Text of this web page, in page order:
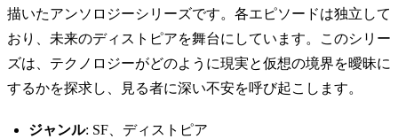
描いたアンソロジーシリーズです。各エピソードは独立して
おり、未来のディストピアを舞台にしています。このシリー
ズは、テクノロジーがどのように現実と仮想の境界を曖昧に
するかを探求し、見る者に深い不安を呼び起こします。
ジャンル: SF、ディストピア